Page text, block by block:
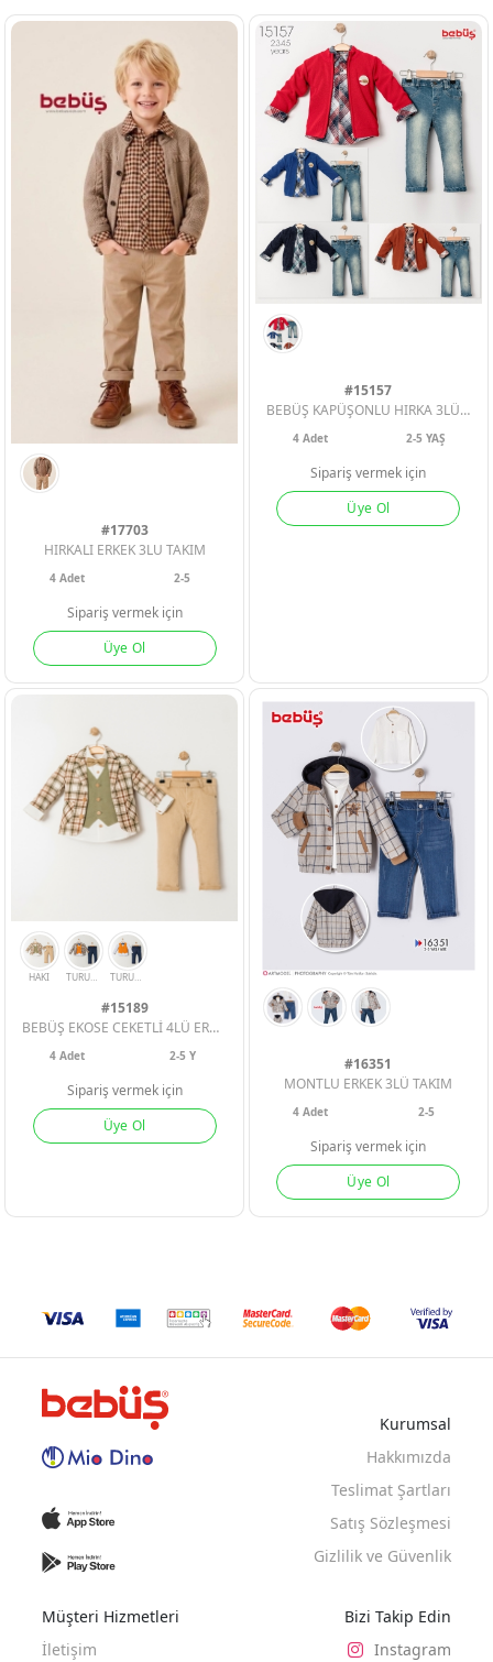
ERKEK BEBEK
KIZ BEBEK
ERKEK BEBEK
KIZ BEBEK
ERKEK BEBEK
KIZ BEBEK
#17703
HIRKALI ERKEK 3LU TAKIM
4 Adet 2-5
Sipariş vermek için
Üye Ol
#15157
BEBÜŞ KAPÜŞONLU HIRKA 3LÜ ERKEK ÇOCUK TAKIM 2-3-4-5 YAŞ
4Adet 2-5 YAŞ
Sipariş vermek için
Üye Ol
#15189
BEBÜŞ EKOSE CEKETLİ 4LÜ ERKEK ÇOCUK TAKIM
4 Adet 2-5 Y
Sipariş vermek için
Üye Ol
#16351
MONTLU ERKEK 3LÜ TAKIM
4Adet 2-5
Sipariş vermek için
Üye Ol
Kurumsal
Hakkımızda
Teslimat Şartları
Satış Sözleşmesi
Gizlilik ve Güvenlik
Müşteri Hizmetleri
İletişim
Bizi Takip Edin
Instagram